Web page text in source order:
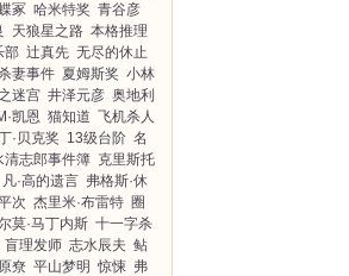
冢 哈米特奖 青谷彦
天狼星之路 本格推理
部 辻真先 无尽的休止
妻事件 夏姆斯奖 小林
迷宫 井泽元彦 奥地利
凯恩 猫知道 飞机杀人
·贝克奖 13级台阶 名
清志郎事件簿 克里斯托
凡·高的遗言 弗格斯·休
次 杰里米·布雷特 圈
莫·马丁内斯 十一字杀
盲理发师 志水辰夫 鲇
原尞 平山梦明 惊悚 弗